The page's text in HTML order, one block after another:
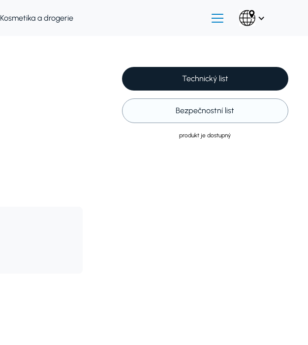
Kosmetika a drogerie
Technický list
Bezpečnostní list
produkt je dostupný